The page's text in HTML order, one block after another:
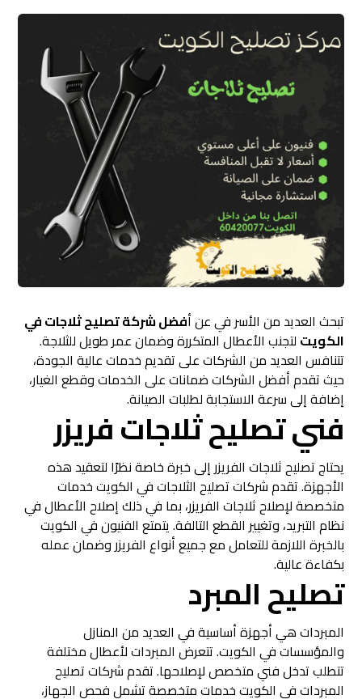
تبحث العديد من الأسر في عن أفضل شركة تصليح ثلاجات في
الكويت لتجنب الأعطال المتكررة وضمان عمر طويل للثلاجة.
تتنافس العديد من الشركات على تقديم خدمات عالية الجودة،
حيث تقدم أفضل الشركات ضمانات على الخدمات وقطع الغيار،
إضافة إلى سرعة الاستجابة لطلبات الصيانة.
فني تصليح ثلاجات فريزر
يحتاج تصليح ثلاجات الفريزر إلى خبرة خاصة نظرًا لتعقيد هذه
الأجهزة. تقدم شركات تصليح الثلاجات في الكويت خدمات
متخصصة لإصلاح ثلاجات الفريزر، بما في ذلك إصلاح الأعطال في
نظام التبريد، وتغيير القطع التالفة. يتمتع الفنيون في الكويت
بالخبرة اللازمة للتعامل مع جميع أنواع الفريزر وضمان عمله
بكفاءة عالية.
تصليح المبرد
المبردات هي أجهزة أساسية في العديد من المنازل
والمؤسسات في الكويت. تتعرض المبردات لأعطال مختلفة
تتطلب تدخل فني متخصص لإصلاحها. تقدم شركات تصليح
المبردات في الكويت خدمات متخصصة تشمل فحص الجهاز،